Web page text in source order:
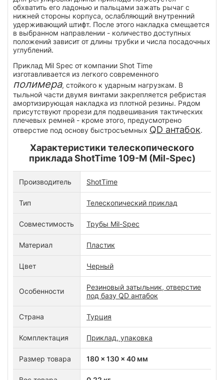
обхватить его ладонью и пальцами зажать рычаг с
нижней стороны корпуса, ослабляющий внутренний
удерживающий штифт. После этого накладка смещается
в выбранном направлении - количество доступных
положений зависит от длины трубки и числа посадочных
углублений.
Приклад Mil Spec от компании Shot Time
изготавливается из легкого современного
полимера, стойкого к ударным нагрузкам. В
тыльной части двумя винтами закрепляется ребристая
амортизирующая накладка из плотной резины. Рядом
присутствуют прорези для подвешивания тактических
плечевых ремней - кроме этого, предусмотрено
отверстие под основу быстросъемных QD антабок.
Характеристики телескопического
приклада ShotTime 109-M (Mil-Spec)
Производитель ShotTime
Тип Телескопический приклад
Совместимость Трубы Mil-Spec
Материал Пластик
Цвет Черный
Особенности
Резиновый затыльник, отверстие
под базу QD антабок
Страна Турция
Комплектация Приклад, упаковка
Размер товара 180 x 130 x 40 мм